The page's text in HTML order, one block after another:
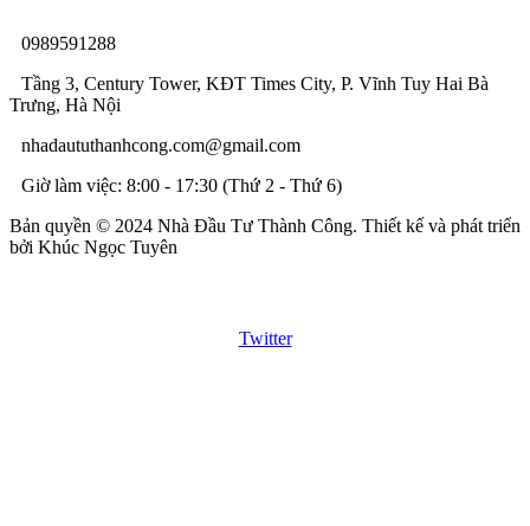
0989591288
Tầng 3, Century Tower, KĐT Times City, P. Vĩnh Tuy Hai Bà
Trưng, Hà Nội
nhadaututhanhcong.com@gmail.com
Giờ làm việc: 8:00 - 17:30 (Thứ 2 - Thứ 6)
Bản quyền © 2024 Nhà Đầu Tư Thành Công. Thiết kế và phát triển
bởi Khúc Ngọc Tuyên
Twitter